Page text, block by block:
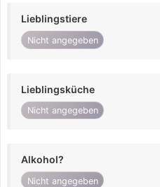
Lieblingstiere
Nicht angegeben
Lieblingsküche
Nicht angegeben
Alkohol?
Nicht angegeben